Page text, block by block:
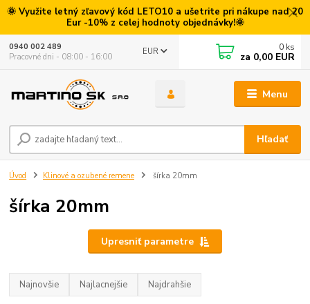
🌞 Využite letný zľavový kód LETO10 a ušetrite pri nákupe nad 20
Eur -10% z celej hodnoty objednávky!🌞
Menu
EUR
Hľadať
0940 002 489
Pracovné dni - 08:00 - 16:00
0 ks
za 0,00 EUR
Úvod Klinové a ozubené remene šírka 20mm
šírka 20mm
Upresniť parametre
Najnovšie Najlacnejšie Najdrahšie